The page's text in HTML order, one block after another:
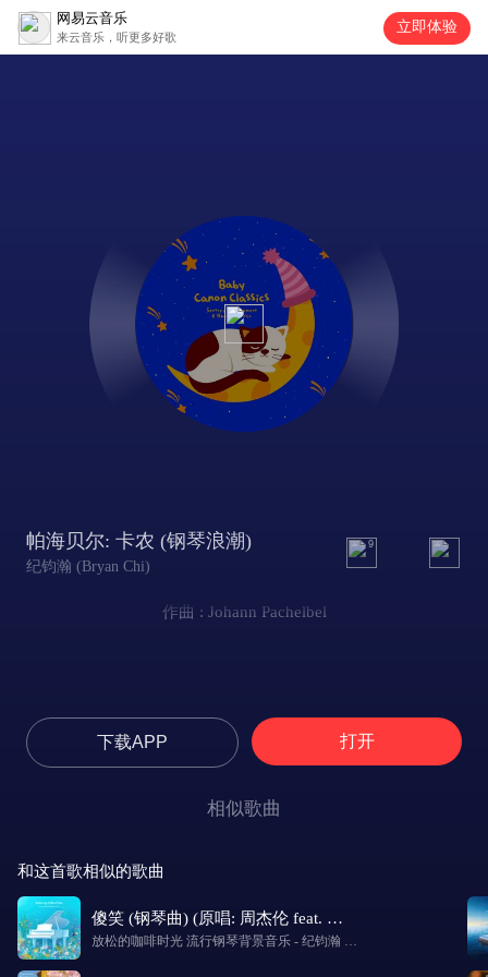
网易云音乐
来云音乐，听更多好歌
立即体验
帕海贝尔: 卡农 (钢琴浪潮)
纪钧瀚 (Bryan Chi)
9
作曲 : Johann Pachelbel
下载APP 打开
相似歌曲
和这首歌相似的歌曲
傻笑 (钢琴曲) (原唱: 周杰伦 feat. 袁咏琳)
放松的咖啡时光 流行钢琴背景音乐 - 纪钧瀚 (Bryan Chi)